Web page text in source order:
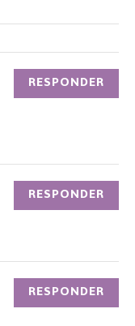
RESPONDER
RESPONDER
RESPONDER